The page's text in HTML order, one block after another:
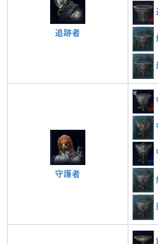
追跡者
守護者